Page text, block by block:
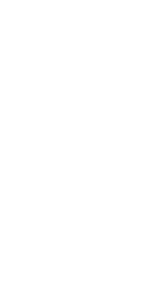
eine schulische
die BOS
auf Minijobbasis.
(spricht Oster-
könnte sie in